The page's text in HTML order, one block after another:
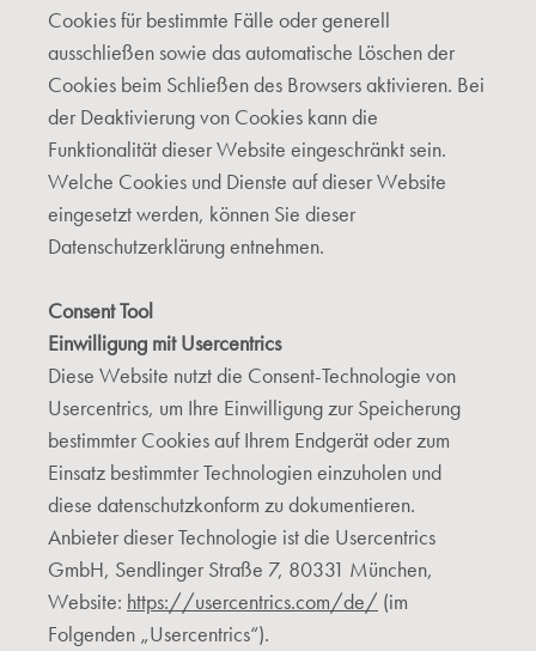
Cookies für bestimmte Fälle oder generell
ausschließen sowie das automatische Löschen der
Cookies beim Schließen des Browsers aktivieren. Bei
der Deaktivierung von Cookies kann die
Funktionalität dieser Website eingeschränkt sein.
Welche Cookies und Dienste auf dieser Website
eingesetzt werden, können Sie dieser
Datenschutzerklärung entnehmen.
Consent Tool
Einwilligung mit Usercentrics
Diese Website nutzt die Consent-Technologie von
Usercentrics, um Ihre Einwilligung zur Speicherung
bestimmter Cookies auf Ihrem Endgerät oder zum
Einsatz bestimmter Technologien einzuholen und
diese datenschutzkonform zu dokumentieren.
Anbieter dieser Technologie ist die Usercentrics
GmbH, Sendlinger Straße 7, 80331 München,
Website: https://usercentrics.com/de/ (im
Folgenden „Usercentrics“).